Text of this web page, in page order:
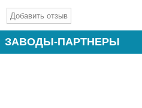
ЗАВОДЫ-ПАРТНЕРЫ